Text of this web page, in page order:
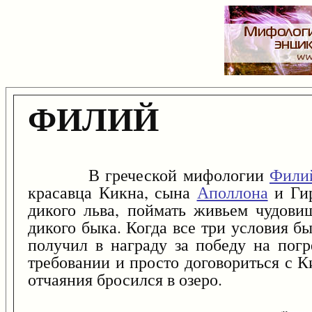
ФИЛИЙ
В греческой мифологии
красавца Кикна, сына Аполлонаи
дикого льва, поймать живьем
дикого быка. Когда все три условия
получил в награду за победу на
требовании и просто договориться с
отчаяния бросился в озеро.